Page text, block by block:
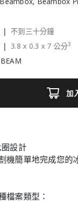
|
不到三十分鐘
|
3.8 x 0.3 x 7 公分3
加
設計
機簡單地完成您的
檔案類型：